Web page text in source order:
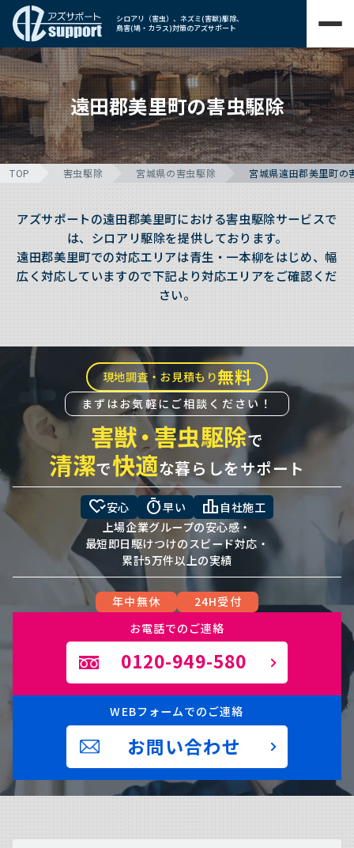
シロアリ（害虫）、ネズミ(害獣)駆除、
鳥害(鳩・カラス)対策のアズサポート
遠田郡美里町の害虫駆除
TOP 害虫駆除 宮城県の害虫駆除 宮城県遠田郡美里町の
アズサポートの遠田郡美里町における害虫駆除サービスで
は、シロアリ駆除を提供しております。
遠田郡美里町での対応エリアは青生・一本柳をはじめ、幅
広く対応していますので下記より対応エリアをご確認くだ
さい。
現地調査・お見積もり無料
まずはお気軽にご相談ください！
害獣・害虫駆除で
清潔で快適な暮らしをサポート
heart_check安心 timer早い leaderboard 自社施工
上場企業グループの安心感・
最短即日駆けつけのスピード対応・
累計5万件以上の実績
年中無休
24H受付
お電話でのご連絡
0120-949-580
WEBフォームでのご連絡
お問い合わせ